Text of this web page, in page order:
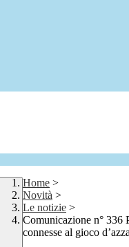
Home >
Novità >
Le notizie >
Comunicazione n° 336
connesse al gioco